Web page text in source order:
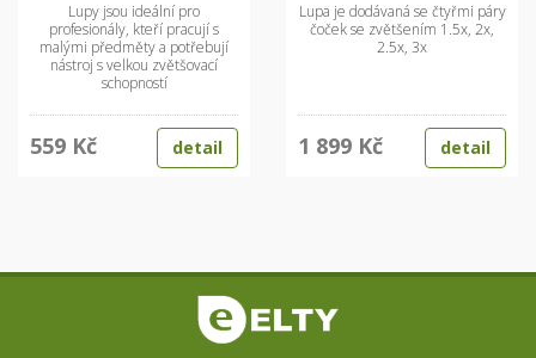
Lupy jsou ideální pro
profesionály, kteří pracují s
malými předměty a potřebují
nástroj s velkou zvětšovací
schopností
detail
559 Kč
Lupa je dodávaná se čtyřmi páry
čoček se zvětšením 1.5x, 2x,
2.5x, 3x
detail
1 899 Kč